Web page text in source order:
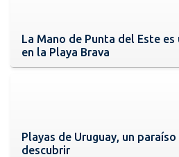
La Mano de Punta del Este
en la Playa Brava
Playas de Uruguay, un
descubrir